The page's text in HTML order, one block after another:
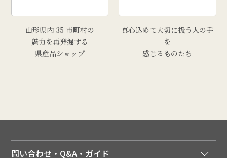
山形県内 35 市町村の
魅力を再発掘する
県産品ショップ
真心込めて大切に扱う人の手
を
感じるものたち
問い合わせ・Q&A・ガイド